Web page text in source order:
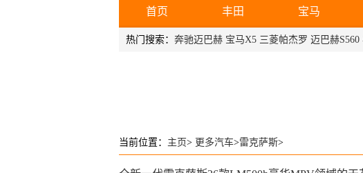
首页 丰田 宝马
热门搜索： 奔驰迈巴赫 宝马X5 三菱帕杰罗 迈巴赫S560
当前位置： 主页> 更多汽车>雷克萨斯>